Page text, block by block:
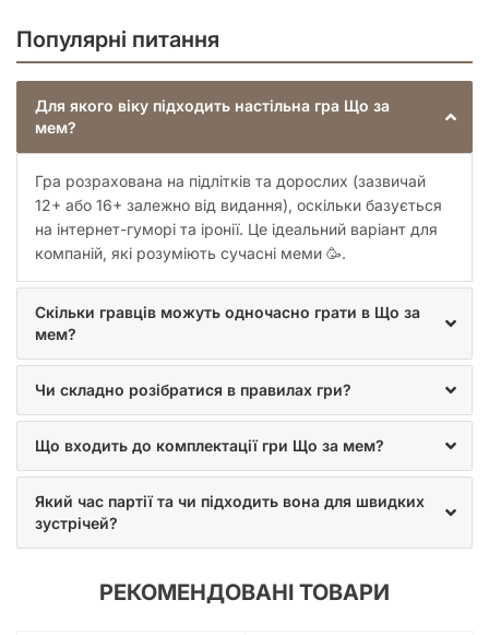
Популярні питання
Для якого віку підходить настільна гра Що за
мем?
Гра розрахована на підлітків та дорослих (зазвичай
12+ або 16+ залежно від видання), оскільки базується
на інтернет-гуморі та іронії. Це ідеальний варіант для
компаній, які розуміють сучасні меми 🥳.
Скільки гравців можуть одночасно грати в Що за
мем?
Чи складно розібратися в правилах гри?
Що входить до комплектації гри Що за мем?
Який час партії та чи підходить вона для швидких
зустрічей?
РЕКОМЕНДОВАНІ ТОВАРИ